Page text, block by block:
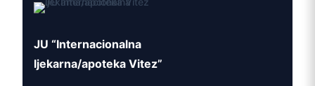
JU “Internacionalna
ljekarna/apoteka Vitez”